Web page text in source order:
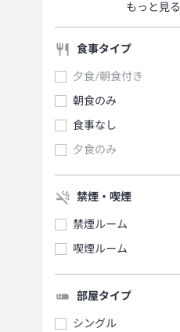
もっと見る
食事タイプ
夕食/朝食付き
朝食のみ
食事なし
夕食のみ
禁煙・喫煙
禁煙ルーム
喫煙ルーム
部屋タイプ
シングル